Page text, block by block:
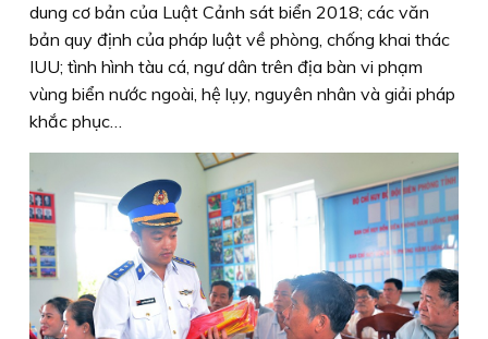
dung cơ bản của Luật Cảnh sát biển 2018; các văn
bản quy định của pháp luật về phòng, chống khai thác
IUU; tình hình tàu cá, ngư dân trên địa bàn vi phạm
vùng biển nước ngoài, hệ lụy, nguyên nhân và giải pháp
khắc phục…